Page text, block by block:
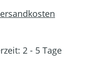
2 - 5 Tage